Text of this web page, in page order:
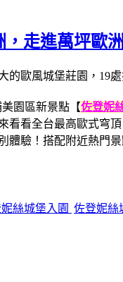
走進萬坪歐
園區新景點【佐登妮
看全台最高歐式穹
體驗！搭配附近熱門
絲城堡入園 佐登妮絲